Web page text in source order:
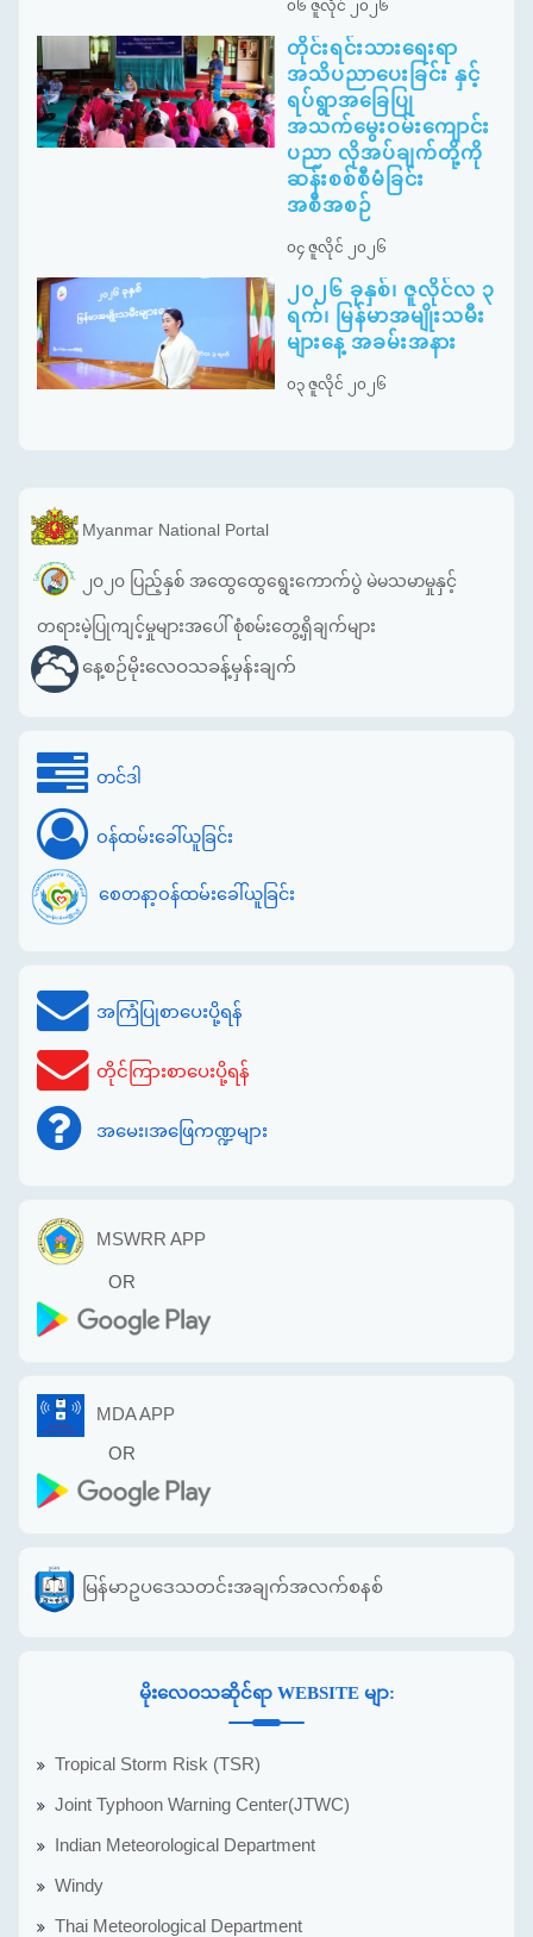
၀၆ ဇူလိုင် ၂၀၂၆
တိုင်းရင်းသားရေးရာ
အသိပညာပေးခြင်း နှင့်
ရပ်ရွာအခြေပြု
အသက်မွေးဝမ်းကျောင်း
ပညာ လိုအပ်ချက်တို့ကို
ဆန်းစစ်စီမံခြင်း
အစီအစဉ်
၀၄ ဇူလိုင် ၂၀၂၆
၂၀၂၆ ခုနှစ်၊ ဇူလိုင်လ ၃
ရက်၊ မြန်မာအမျိုးသမီး
များနေ့ အခမ်းအနား
၀၃ ဇူလိုင် ၂၀၂၆
Myanmar National Portal
၂၀၂၀ ပြည့်နှစ် အထွေထွေရွေးကောက်ပွဲ မဲမသမာမှုနှင့်
တရားမဲ့ပြုကျင့်မှုများအပေါ် စုံစမ်းတွေ့ရှိချက်များ
နေ့စဉ်မိုးလေဝသခန့်မှန်းချက်
တင်ဒါ
ဝန်ထမ်းခေါ်ယူခြင်း
စေတနာ့ဝန်ထမ်းခေါ်ယူခြင်း
အကြံပြုစာပေးပို့ရန်
တိုင်ကြားစာပေးပို့ရန်
အမေး၊အဖြေကဏ္ဍများ
MSWRR APP
OR
MDA APP
OR
မြန်မာဥပဒေသတင်းအချက်အလက်စနစ်
မိုးလေဝသဆိုင်ရာ WEBSITE မျာ:
Tropical Storm Risk (TSR)
Joint Typhoon Warning Center(JTWC)
Indian Meteorological Department
Windy
Thai Meteorological Department